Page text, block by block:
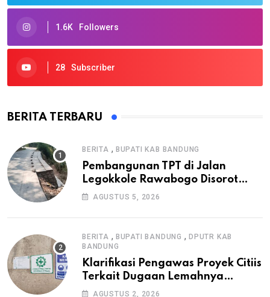
1.6K Followers
28 Subscriber
BERITA TERBARU
BERITA , BUPATI KAB BANDUNG
Pembangunan TPT di Jalan
Legokkole Rawabogo Disorot
Warga, Selesai Tanpa Papan
AGUSTUS 5, 2026
BERITA , BUPATI BANDUNG ,DPUTR KAB
BANDUNG
Klarifikasi Pengawas Proyek Citiis
Terkait Dugaan Lemahnya
Pengawasan K3
AGUSTUS 2, 2026